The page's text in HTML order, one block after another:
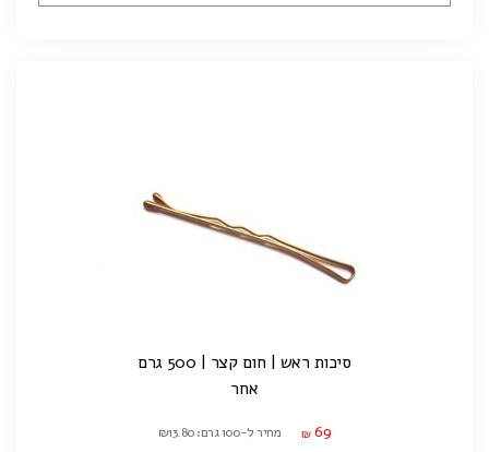
סיכות ראש | חום קצר | 500 גרם
אחר
₪ 69 מחיר ל-100 גרם: ₪13.80